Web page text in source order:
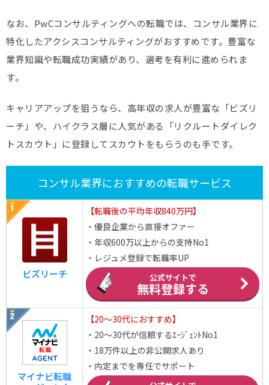
なお、PwCコンサルティングへの転職では、コンサル業界に
特化したアクシスコンサルティングがおすすめです。豊富な
業界知識や転職成功実績があり、選考を有利に進められま
す。
キャリアアップを狙うなら、高年収の求人が豊富な「ビズリ
ーチ」や、ハイクラス層に人気がある「リクルートダイレク
トスカウト」に登録してスカウトをもらうのも手です。
コンサル業界におすすめの転職サービス
ビズリーチ
【転職後の平均年収840万円】
・優良企業から直接オファー
・年収600万以上からの支持No1
・レジュメ登録で転職率UP
公式サイトで
無料登録する
マイナビ転職
【20～30代におすすめ】
・20～30代が信頼するｴｰｼﾞｪﾝﾄNo1
・18万件以上の非公開求人あり
・内定までを専任でサポート